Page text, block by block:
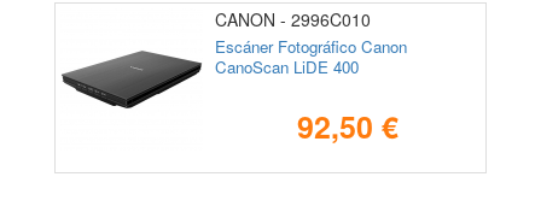
CANON - 2996C010
Escáner Fotográfico Canon
CanoScan LiDE 400
92,50 €